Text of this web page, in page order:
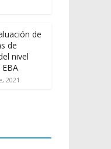
de
de
nivel
2021